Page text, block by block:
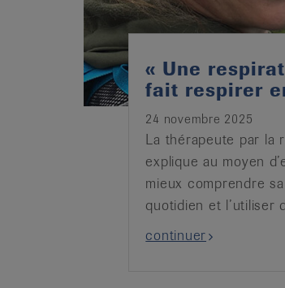
« Une
fait respirer
24 novembre 2025
La thérapeute par la
explique au moyen
mieux comprendre
quotidien et l’utiliser
continuer